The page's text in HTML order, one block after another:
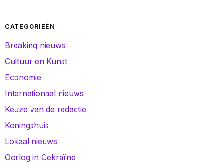
CATEGORIEËN
Breaking nieuws
Cultuur en Kunst
Economie
Internationaal nieuws
Keuze van de redactie
Koningshuis
Lokaal nieuws
Oorlog in Oekraïne